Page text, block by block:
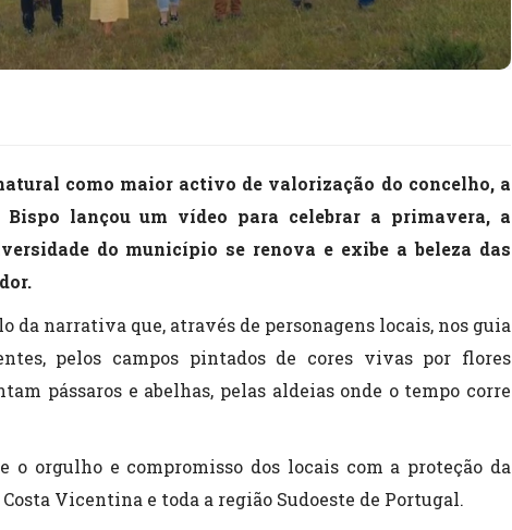
como maior activo de valorização do concelho, a
lançou um vídeo para celebrar a primavera, a
do município se renova e exibe a beleza das
da narrativa que, através de personagens locais, nos guia
pelos campos pintados de cores vivas por flores
pássaros e abelhas, pelas aldeias onde o tempo corre
o orgulho e compromisso dos locais com a proteção da
Vicentina e toda a região Sudoeste de Portugal.